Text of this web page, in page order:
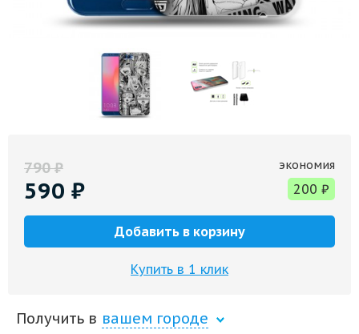
790₽
590 ₽
экономия
200 ₽
Добавить в корзину
Купить в 1 клик
Получить в вашем городе